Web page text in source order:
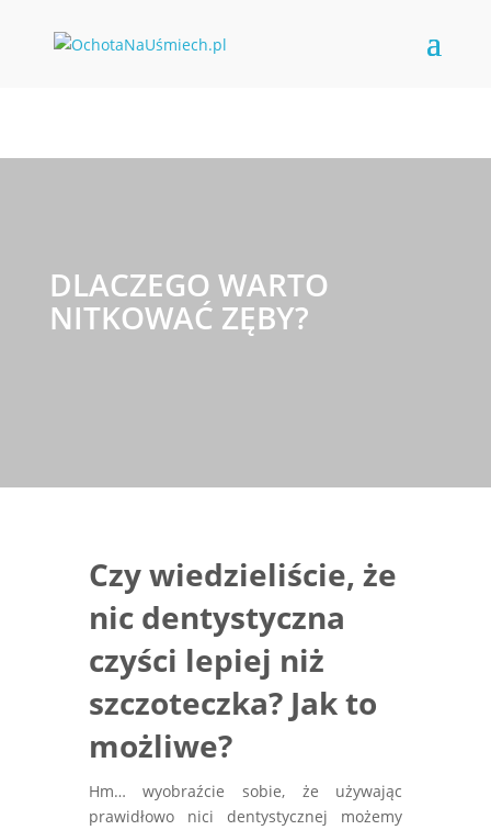
DLACZEGO WARTO
NITKOWAĆ ZĘBY?
Czy wiedzieliście, że
nic dentystyczna
czyści lepiej niż
szczoteczka? Jak to
możliwe?
Hm… wyobraźcie sobie, że używając
prawidłowo nici dentystycznej możemy